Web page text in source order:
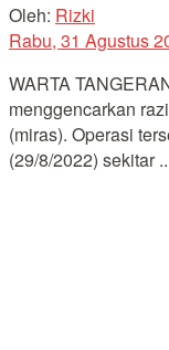
Oleh: Rizki
Rabu, 31 Agustus
WARTA
menggencarkan
(miras). Operasi
(29/8/2022) sekitar